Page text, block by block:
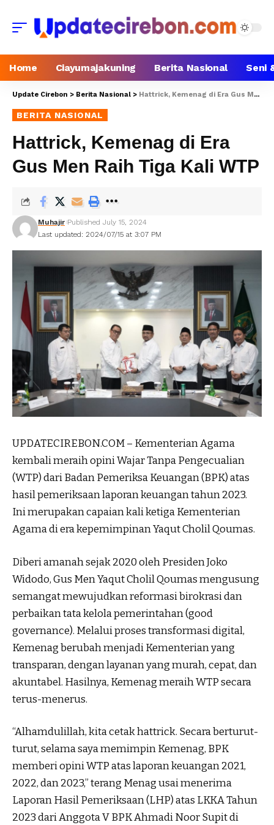
Home Ciayumajakuning Berita Nasional Seni
Update Cirebon > Berita Nasional > Hattrick, Kemenag di Era Gus Men Raih Tiga Kali WTP
BERITA NASIONAL
Hattrick, Kemenag di Era
Gus Men Raih Tiga Kali WTP
Last updated: 2024/07/15 at 3:07 PM
Muhajir Published July 15, 2024
UPDATECIREBON.COM – Kementerian Agama
kembali meraih opini Wajar Tanpa Pengecualian
(WTP) dari Badan Pemeriksa Keuangan (BPK) atas
hasil pemeriksaan laporan keuangan tahun 2023.
Ini merupakan capaian kali ketiga Kementerian
Agama di era kepemimpinan Yaqut Cholil Qoumas.
Diberi amanah sejak 2020 oleh Presiden Joko
Widodo, Gus Men Yaqut Cholil Qoumas mengusung
semangat mewujudkan reformasi birokrasi dan
perbaikan tata kelola pemerintahan (good
governance). Melalui proses transformasi digital,
Kemenag berubah menjadi Kementerian yang
transparan, dengan layanan yang murah, cepat, dan
akuntabel. Hasilnya, Kemenag meraih WTP secara
terus-menerus.
“Alhamdulillah, kita cetak hattrick. Secara berturut-
turut, selama saya memimpin Kemenag, BPK
memberi opini WTP atas laporan keuangan 2021,
2022, dan 2023,” terang Menag usai menerima
Laporan Hasil Pemeriksaan (LHP) atas LKKA Tahun
2023 dari Anggota V BPK Ahmadi Noor Supit di